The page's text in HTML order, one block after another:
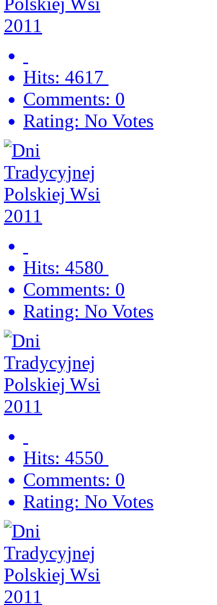
Hits: 4617
Comments: 0
Rating: No Votes
Hits: 4580
Comments: 0
Rating: No Votes
Hits: 4550
Comments: 0
Rating: No Votes